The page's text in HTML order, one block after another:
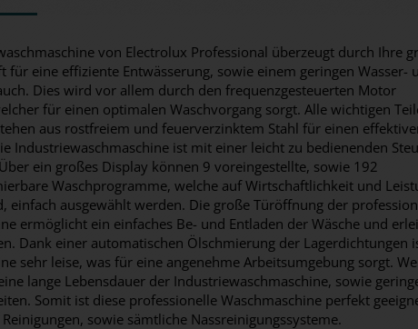
von Electrolux Professional überzeugt durch Ihre
für eine effiziente Entwässerung, sowie einem geringen Wasser-
Dies wird vor allem durch den frequenzgesteuerten Motor
für einen optimalen Waschvorgang sorgt. Alle wichtigen
aus rostfreiem und feuerverzinktem Stahl für einen
Industriewaschmaschine ist mit einer leicht zu bedienenden
ein großes Display können 9 voreingestellte, sowie 192
Waschprogramme, welche auf Wirtschaftlichkeit und
einfach ausgewählt werden. Die große Türöffnung der
ermöglicht ein einfaches Be- und Entladen der Wäsche und
Dank einer automatischen Ölschmierung der Lagerdichtungen
sehr leise, was für eine angenehme Arbeitsumgebung sorgt.
lange Lebensdauer der Industriewaschmaschine, sowie
Somit ist diese professionelle Waschmaschine perfekt
sowie sämtliche Nassreinigungssysteme.